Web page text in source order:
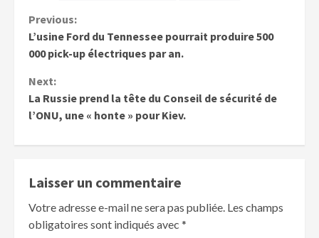
Previous:
L’usine Ford du Tennessee pourrait produire 500
000 pick-up électriques par an.
Next:
La Russie prend la tête du Conseil de sécurité de
l’ONU, une « honte » pour Kiev.
Laisser un commentaire
Votre adresse e-mail ne sera pas publiée. Les champs
obligatoires sont indiqués avec *